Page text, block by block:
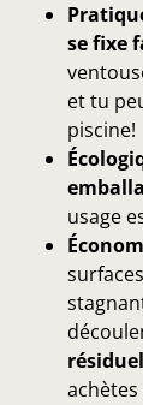
se fixe
et tu
piscine!
usage